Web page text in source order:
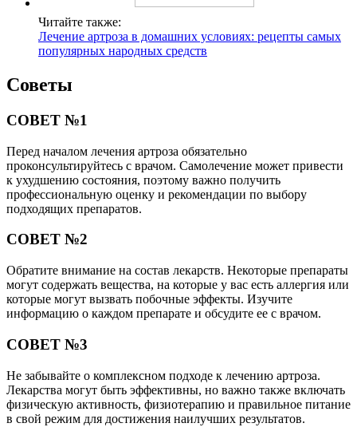
Читайте также:
Лечение артроза в домашних условиях: рецепты самых
популярных народных средств
Советы
СОВЕТ №1
Перед началом лечения артроза обязательно
проконсультируйтесь с врачом. Самолечение может привести
к ухудшению состояния, поэтому важно получить
профессиональную оценку и рекомендации по выбору
подходящих препаратов.
СОВЕТ №2
Обратите внимание на состав лекарств. Некоторые препараты
могут содержать вещества, на которые у вас есть аллергия или
которые могут вызвать побочные эффекты. Изучите
информацию о каждом препарате и обсудите ее с врачом.
СОВЕТ №3
Не забывайте о комплексном подходе к лечению артроза.
Лекарства могут быть эффективны, но важно также включать
физическую активность, физиотерапию и правильное питание
в свой режим для достижения наилучших результатов.